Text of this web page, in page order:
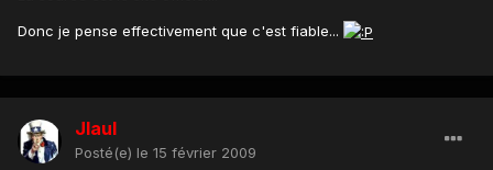
Donc je pense effectivement que c'est fiable...
Jlaul
Posté(e) le 15 février 2009